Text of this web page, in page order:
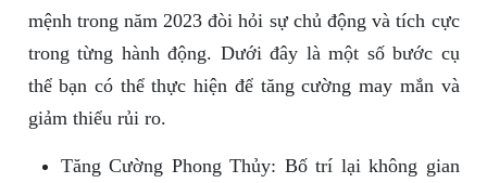
mệnh trong năm 2023 đòi hỏi sự chủ động và tích cực
trong từng hành động. Dưới đây là một số bước cụ
thể bạn có thể thực hiện để tăng cường may mắn và
giảm thiểu rủi ro.
Tăng Cường Phong Thủy: Bố trí lại không gian